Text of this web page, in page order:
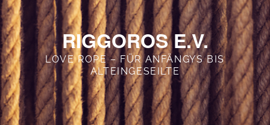
RIGGOROS E.V.
LOVE ROPE – FÜR ANFÄNGYS BIS
ALTEINGESEILTE